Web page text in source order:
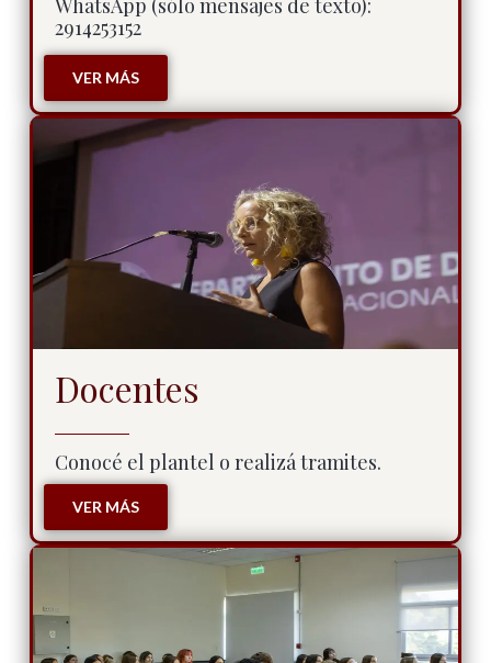
2914253152
VER MÁS
Docentes
Conocé el plantel o realizá tramites.
VER MÁS